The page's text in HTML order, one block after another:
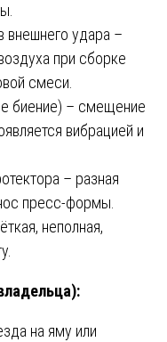
внешнего удара –
при сборке
смеси.
биение) – смещение
вибрацией и
– разная
пресс-формы.
неполная,
на яму или